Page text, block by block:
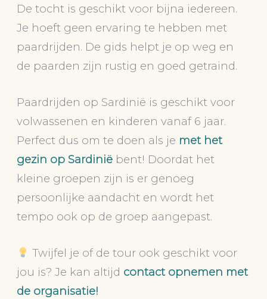
De tocht is geschikt voor bijna iedereen.
Je hoeft geen ervaring te hebben met
paardrijden. De gids helpt je op weg en
de paarden zijn rustig en goed getraind.
Paardrijden op Sardinië is geschikt voor
volwassenen en kinderen vanaf 6 jaar.
Perfect dus om te doen als je met het
gezin op Sardinië bent! Doordat het
kleine groepen zijn is er genoeg
persoonlijke aandacht en wordt het
tempo ook op de groep aangepast.
Twijfel je of de tour ook geschikt voor
jou is? Je kan altijd contact opnemen met
de organisatie!